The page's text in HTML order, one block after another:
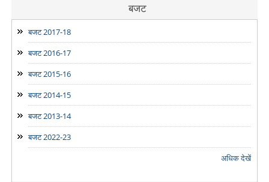
बजट
बजट 2017-18
बजट 2016-17
बजट 2015-16
बजट 2014-15
बजट 2013-14
बजट 2022-23
अधिक देखें